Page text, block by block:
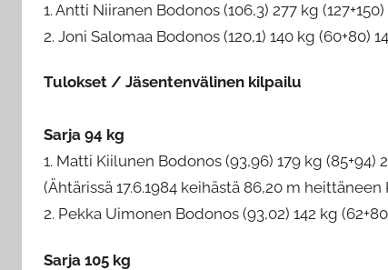
1. Antti Niiranen Bodonos (106,3) 277 kg
2. Joni Salomaa Bodonos (120,1) 140 kg (60+80)
Tulokset / Jäsentenvälinen kilpailu
Sarja 94 kg
1. Matti Kiilunen Bodonos (93,96) 179 kg (85+94)
(Ähtärissä 17.6.1984 keihästä 86,20 m
2. Pekka Uimonen Bodonos (93,02) 142 kg
Sarja 105 kg